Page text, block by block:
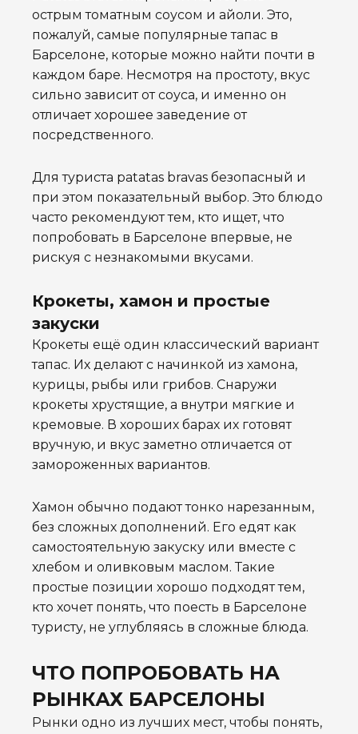
острым томатным соусом и айоли. Это,
пожалуй, самые популярные тапас в
Барселоне, которые можно найти почти в
каждом баре. Несмотря на простоту, вкус
сильно зависит от соуса, и именно он
отличает хорошее заведение от
посредственного.
Для туриста patatas bravas безопасный и
при этом показательный выбор. Это блюдо
часто рекомендуют тем, кто ищет, что
попробовать в Барселоне впервые, не
рискуя с незнакомыми вкусами.
Крокеты, хамон и простые
закуски
Крокеты ещё один классический вариант
тапас. Их делают с начинкой из хамона,
курицы, рыбы или грибов. Снаружи
крокеты хрустящие, а внутри мягкие и
кремовые. В хороших барах их готовят
вручную, и вкус заметно отличается от
замороженных вариантов.
Хамон обычно подают тонко нарезанным,
без сложных дополнений. Его едят как
самостоятельную закуску или вместе с
хлебом и оливковым маслом. Такие
простые позиции хорошо подходят тем,
кто хочет понять, что поесть в Барселоне
туристу, не углубляясь в сложные блюда.
ЧТО ПОПРОБОВАТЬ НА
РЫНКАХ БАРСЕЛОНЫ
Рынки одно из лучших мест, чтобы понять,